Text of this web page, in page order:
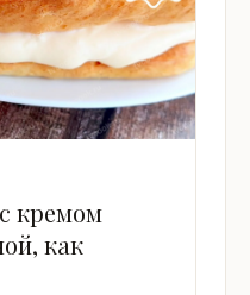
кремом
как